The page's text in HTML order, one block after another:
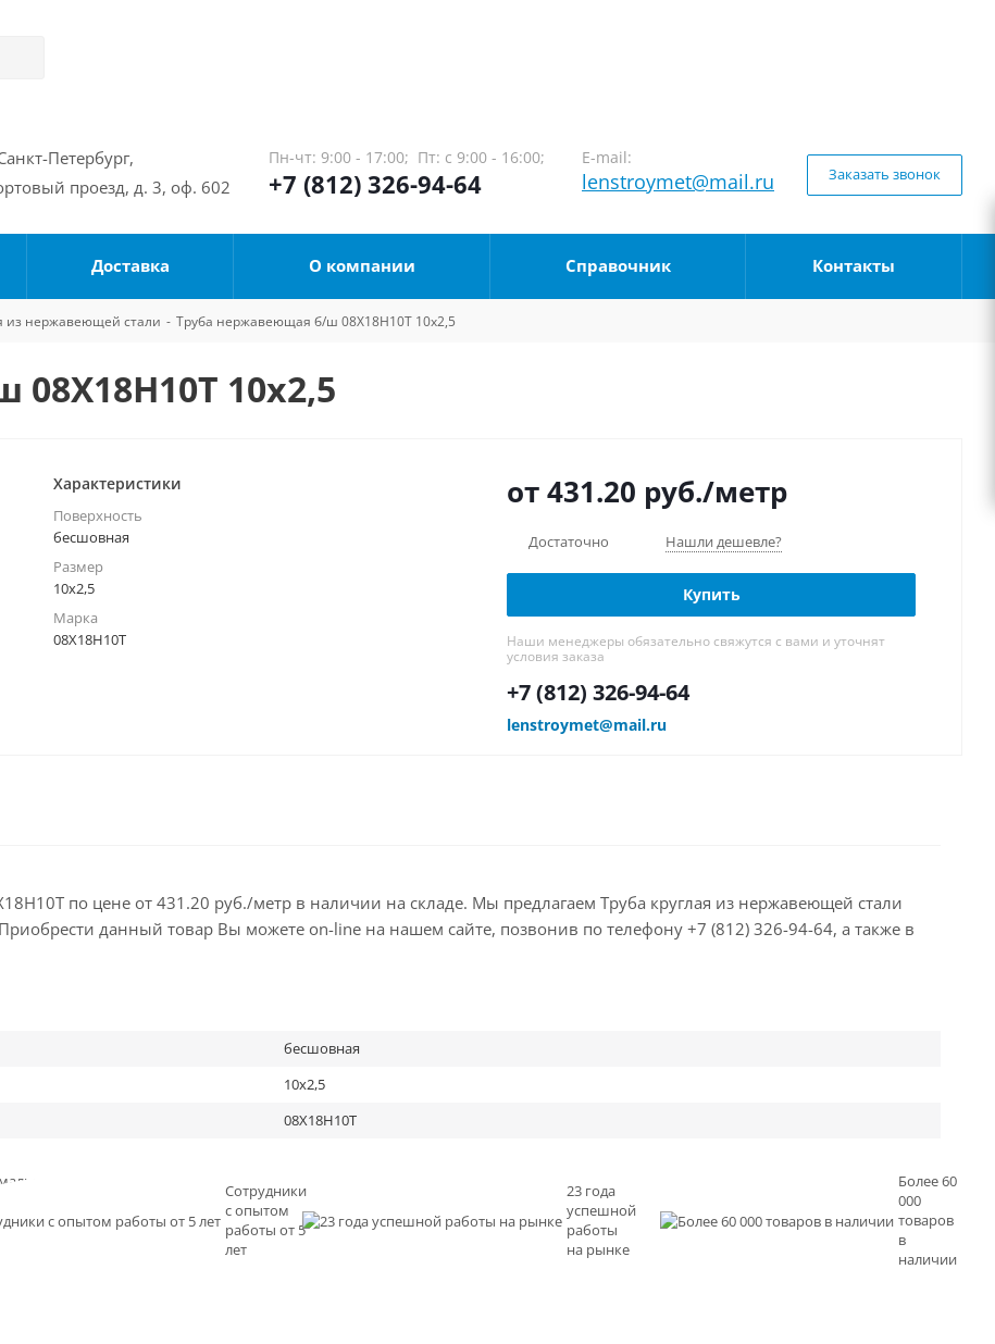
Петербург,
проезд, д. 3, оф. 602
Пн-чт: 9:00 - 17:00; Пт: с 9:00 - 16:00;
+7 (812) 326-94-64
E-mail:
lenstroymet@mail.ru Заказать звонок
Доставка О компании Справочник Контакты
из нержавеющей стали - Труба нержавеющая б/ш 08Х18Н10Т 10х2,5
10х2,5
Характеристики
Поверхность
бесшовная
Размер
10х2,5
Марка
08Х18Н10Т
от 431.20 руб./метр
Достаточно Нашли дешевле?
Купить
Наши менеджеры обязательно свяжутся с вами и уточнят
условия заказа
+7 (812) 326-94-64
lenstroymet@mail.ru
по цене от 431.20 руб./метр в наличии на складе. Мы предлагаем Труба круглая из нержавеющей стали
данный товар Вы можете on-line на нашем сайте, позвонив по телефону +7 (812) 326-94-64, а также в
бесшовная
10х2,5
08Х18Н10Т
Сотрудники
с опытом
работы от 5
лет
23 года
успешной
работы
на рынке
Более 60
000
товаров
в
наличии